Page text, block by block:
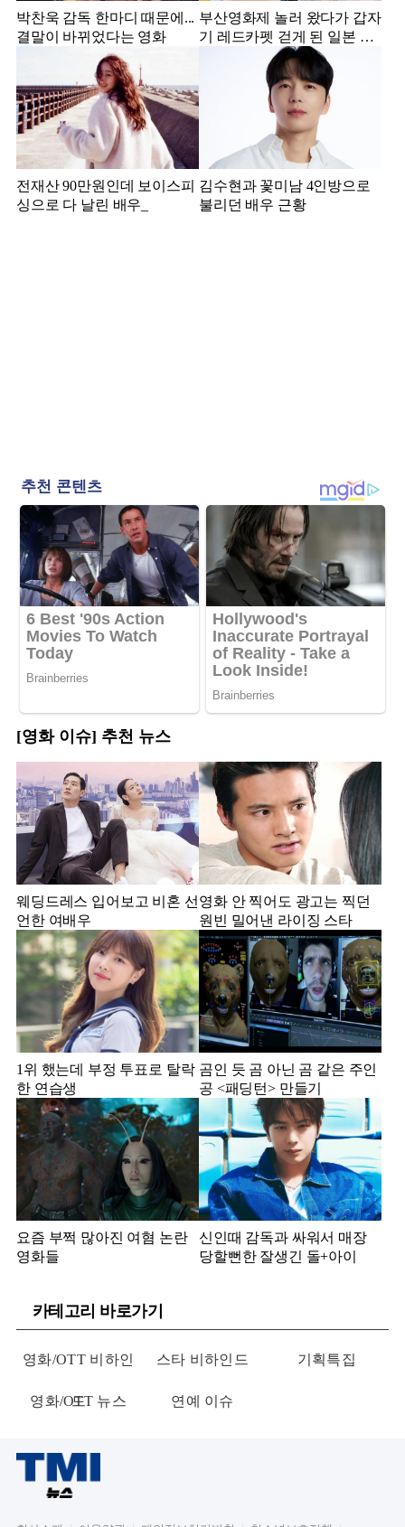
박찬욱 감독 한마디 때문에...
결말이 바뀌었다는 영화
부산영화제 놀러 왔다가 갑자
기 레드카펫 걷게 된 일본 여
전재산 90만원인데 보이스피
싱으로 다 날린 배우_
김수현과 꽃미남 4인방으로
불리던 배우 근황
[영화 이슈] 추천 뉴스
웨딩드레스 입어보고 비혼 선
언한 여배우
영화 안 찍어도 광고는 찍던
원빈 밀어낸 라이징 스타
1위 했는데 부정 투표로 탈락
한 연습생
곰인 듯 곰 아닌 곰 같은 주인
공 <패딩턴> 만들기
요즘 부쩍 많아진 여혐 논란
영화들
신인때 감독과 싸워서 매장
당할뻔한 잘생긴 돌+아이
카테고리 바로가기
영화/OTT 비하인
드
스타 비하인드 기획특집
영화/OTT 뉴스 연예 이슈